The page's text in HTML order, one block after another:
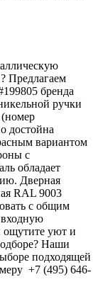
Предлагаем
бренда
ручки
достойна
вариантом
с
обладает
Дверная
RAL 9003
с общим
ощутите уют и
Наши
подходящей
+7 (495) 646-